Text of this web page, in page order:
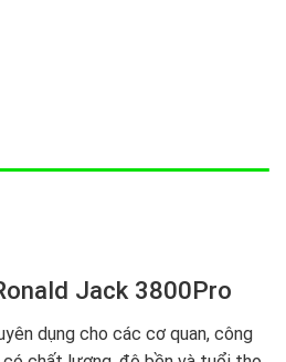
Jack 3800Pro
dụng cho các cơ quan, công